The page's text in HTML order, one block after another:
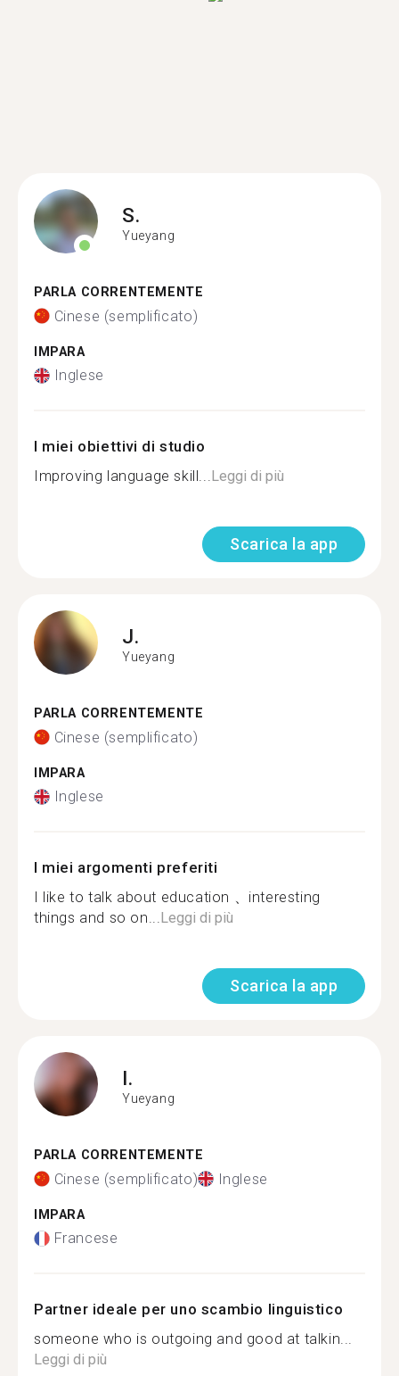
S.
Yueyang
PARLA CORRENTEMENTE
Cinese (semplificato)
IMPARA
Inglese
I miei obiettivi di studio
Improving language skill...Leggi di più
Scarica la app
J.
Yueyang
PARLA CORRENTEMENTE
Cinese (semplificato)
IMPARA
Inglese
I miei argomenti preferiti
I like to talk about education 、interesting
things and so on...Leggi di più
Scarica la app
I.
Yueyang
PARLA CORRENTEMENTE
Cinese (semplificato) Inglese
IMPARA
Francese
Partner ideale per uno scambio linguistico
someone who is outgoing and good at talkin...
Leggi di più